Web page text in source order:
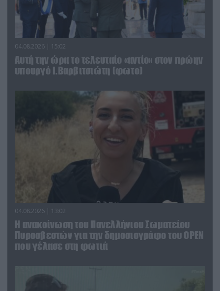
04.08.2026 | 15:02
Αυτή την ώρα το τελευταίο «αντίο» στον πρώην
υπουργό Ι.Βαρβιτσιώτη (φωτο)
04.08.2026 | 13:02
Η ανακοίνωση του Πανελλήνιου Σωματείου
Πυροσβεστών για την δημοσιογράφο του OPEN
που γέλασε στη φωτιά